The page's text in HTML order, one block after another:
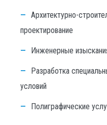
Архитектурно-
проектирование
Инженерные
Разработка
условий
Полиграфические